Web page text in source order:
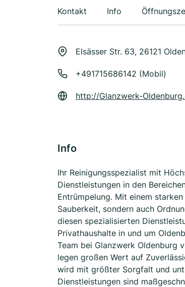
Kontakt Info
Elsässer Str. 63, 26121
+491715686142 (Mobil)
http://Glanzwerk-
Info
Ihr Reinigungsspezialist mit
Dienstleistungen in den
Entrümpelung. Mit einem
Sauberkeit, sondern auch
diesen spezialisierten
Privathaushalte in und um
Team bei Glanzwerk Oldenburg
legen großen Wert auf
wird mit größter Sorgfalt und
Dienstleistungen sind